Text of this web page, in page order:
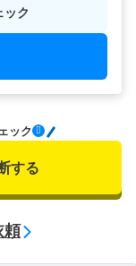
ック
ック
する
頼